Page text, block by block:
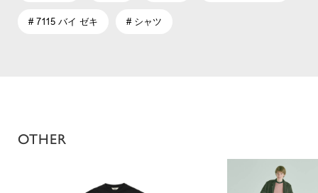
# 7115 バイ ゼキ # シャツ
OTHER